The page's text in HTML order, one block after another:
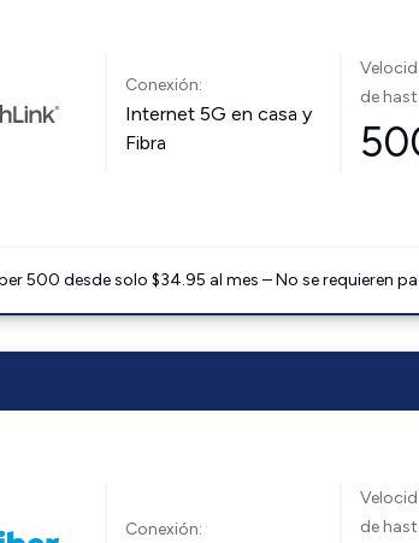
Conexión:
Internet 5G en casa y
Fibra
de
500 desde solo $34.95 al mes – No se
Conexión:
de